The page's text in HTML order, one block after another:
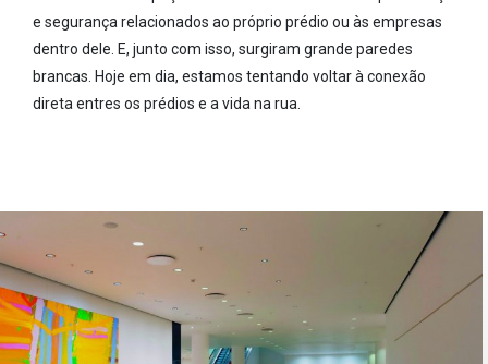
e segurança relacionados ao próprio prédio ou às empresas
dentro dele. E, junto com isso, surgiram grande paredes
brancas. Hoje em dia, estamos tentando voltar à conexão
direta entres os prédios e a vida na rua.